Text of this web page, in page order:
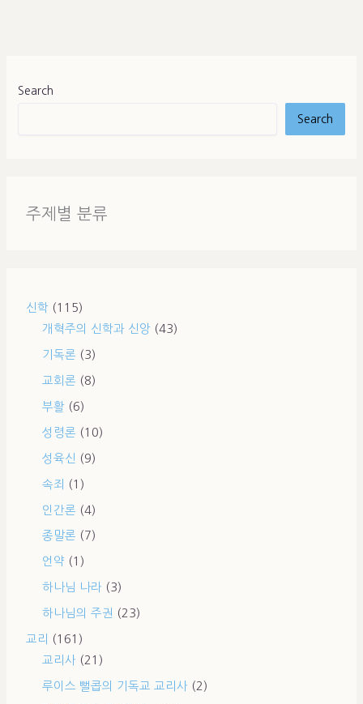
Search
Search
주제별 분류
신학 (115)
개혁주의 신학과 신앙 (43)
기독론 (3)
교회론 (8)
부활 (6)
성령론 (10)
성육신 (9)
속죄 (1)
인간론 (4)
종말론 (7)
언약 (1)
하나님 나라 (3)
하나님의 주권 (23)
교리
(161)
교리사 (21)
루이스 뻘콥의 기독교 교리사 (2)